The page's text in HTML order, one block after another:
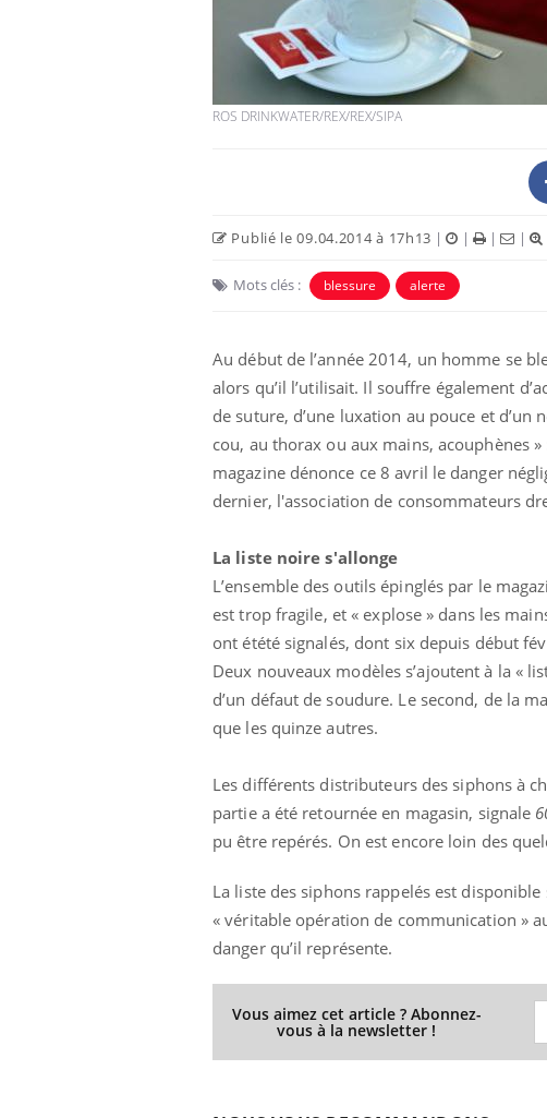
ROS DRINKWATER/REX/REX/SIPA
Publié le 09.04.2014 à 17h13 | | | |
Mots clés : blessure alerte
Au début de l’année 2014, un homme se
alors qu’il l’utilisait. Il souffre également
de suture, d’une luxation au pouce et
cou, au thorax ou aux mains, acouphènes
magazine dénonce ce 8 avril le danger
dernier, l'association de consommateurs
La liste noire s'allonge
L’ensemble des outils épinglés par le
est trop fragile, et « explose » dans les
ont étété signalés, dont six depuis début
Deux nouveaux modèles s’ajoutent à la «
d’un défaut de soudure. Le second, de la
que les quinze autres.
Les différents distributeurs des siphons à
partie a été retournée en magasin, signale
pu être repérés. On est encore loin des
La liste des siphons rappelés est disponible
« véritable opération de communication »
danger qu’il représente.
Vous aimez cet article ? Abonnez-
vous à la newsletter !
Les troubles du sommeil
modifient votre cerveau !
très empathique ?
Bébés, jeunes enfants :
Eczéma Chronique des Mains :
expliquer ma maladieYoutube
Il y a des sujets qui sont faciles à aborder...
questions sur la maladie d'un proche c'est
Fatigue,
même
carence en
...